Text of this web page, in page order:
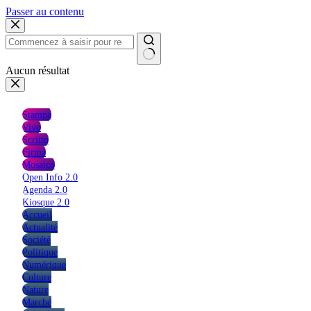
Passer au contenu
Aucun résultat
Stampa
Vivo
Scritto
Firma
Mosaico
Open Info 2.0
Agenda 2.0
Kiosque 2.0
Accueil
Actualité
Société
Politique
Numérique
Culture
Nature
Marché